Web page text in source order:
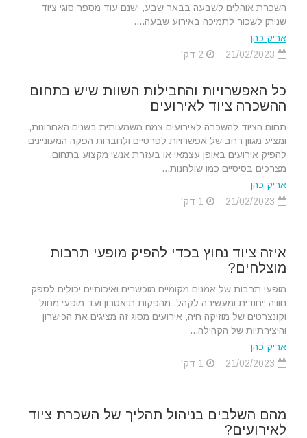
השכרת אוהלים לשבעה בבאר שבע, ישנם עוד מספר סוגי ציוד
שניתן לשכור לתמיכה באירוע שבעה....
אריק כהן
כל האפשרויות והחבילות השוות שיש בתחום
ההשכרה ציוד לאירועים
תחום הציוד להשכרה לאירועים צמח משמעותית בשנים האחרונות,
ומציע מגוון רחב של אפשרויות לפרטיים ולחברות הפקה המעוניינים
להפיק אירועים באופן עצמאי או בעזרת אנשי מקצוע בתחום.
מצרכים בסיסיים כמו שולחנות...
אריק כהן
איזה ציוד נחוץ בכדי להפיק מופעי תרבות
מוצלחים?
מופעי תרבות של אמנים מקומיים מוכשרים ואיכותיים יכולים לספק
חוויה ייחודית ומעשירה לקהל. מהפקות תיאטרון ועד מופעי מחול
וקונצרטים של מוזיקה חיה, אירועים מסוג זה מציגים את הכישרון
והיצירתיות של הקהילה...
אריק כהן
מהם השלבים בניהול תהליך של השכרת ציוד
לאירועים?